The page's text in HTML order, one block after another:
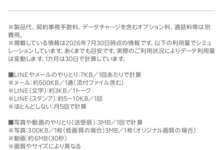
※製品代、契約事務手数料、データチャージを含むオプション料、通話料等は別
費用。
※掲載している情報は2026年7月30日時点の情報です。以下の利用量でシミュ
レーションしています。あくまでも目安です。実際のご利用状況によりデータ利用量
は変動します。1カ月は30日で計算しています。
■LINEやメールのやりとり：7KB／1回あたりで計算
※メール：約500KB／1通（添付ファイル含む）
※LINE（文字）：約3KB／1トーク
※LINE（スタンプ）：約5〜10KB／1回
※ほとんどしない：月5回で計算
■写真や動画のやりとり（送受信）：3MB／1回で計算
※写真：300KB／1枚（低画質の場合）3MB／1枚（オリジナル画質の場合）
※動画：約6MB（30秒）
※画質やサイズにより異なる